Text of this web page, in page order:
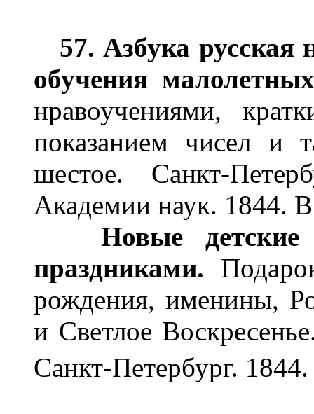
57. Азбука
обучения
нравоучениями,
показанием чисел и
шестое. Санкт-
Академии наук. 1844.
Новые
праздниками.
рождения, именины,
и Светлое
Санкт-Петербург.